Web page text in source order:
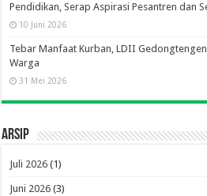
Pendidikan, Serap Aspirasi Pesantren dan
10 Juni 2026
Tebar Manfaat Kurban, LDII
Warga
31 Mei 2026
Arsip
Juli 2026 (1)
Juni 2026 (3)